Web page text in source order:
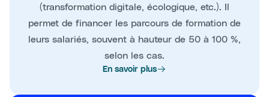
(transformation digitale, écologique, etc.). Il
permet de financer les parcours de formation de
leurs salariés, souvent à hauteur de 50 à 100 %,
selon les cas.
En savoir plus